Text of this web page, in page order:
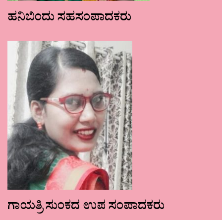
ಹನಿಬಿಂದು ಸಹಸಂಪಾದಕರು
ಗಾಯತ್ರಿ ಸುಂಕದ ಉಪ ಸಂಪಾದಕರು